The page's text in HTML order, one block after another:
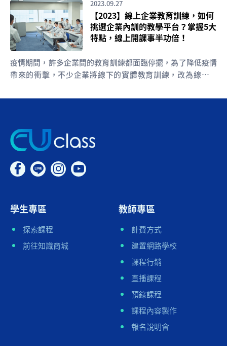
2023.09.27
【2023】線上企業教育訓練，如何
挑選企業內訓的教學平台？掌握5大
特點，線上開課事半功倍！
疫情期間，許多企業間的教育訓練都面臨停擺，為了降低疫情
帶來的衝擊，不少企業將線下的實體教育訓練，改為線上授
學生專區
探索課程
前往知識商城
教師專區
計費方式
建置網路學校
課程行銷
直播課程
預錄課程
課程內容製作
報名說明會